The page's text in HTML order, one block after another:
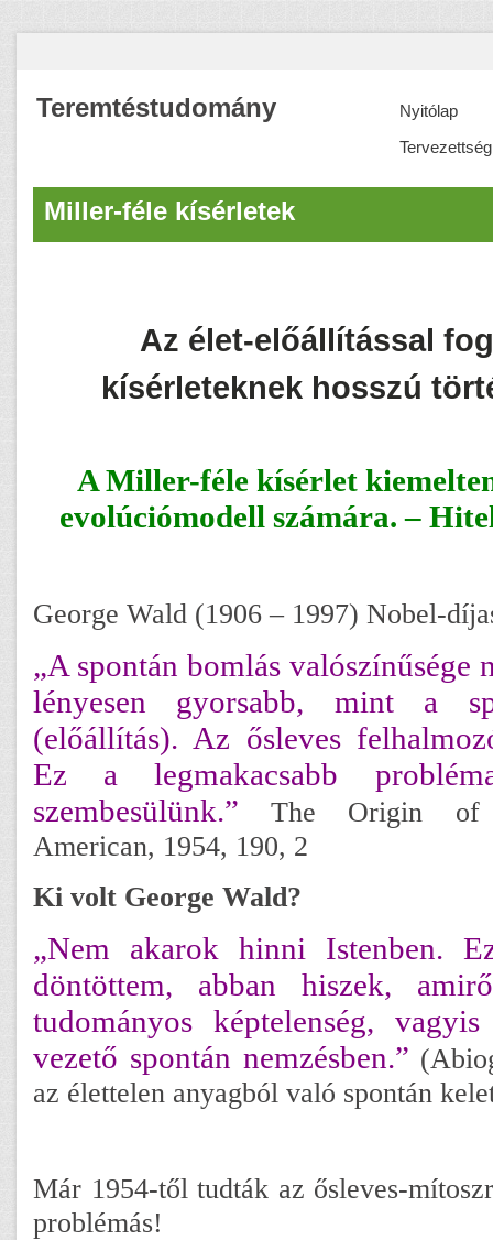
Teremtéstudomány
Nyitólap
Tervezettség
Miller-féle kísérletek
Az élet-előállítással
kísérleteknek hosszú
A Miller-féle kísérlet
evolúciómodell számára. –
George Wald (1906 – 1997) Nobel-
„A spontán bomlás valószínűsége
lényesen gyorsabb, mint a
(előállítás). Az ősleves
Ez a legmakacsabb
szembesülünk.” The Origin of
American, 1954, 190, 2
Ki volt George Wald?
„Nem akarok hinni Istenben.
döntöttem, abban hiszek,
tudományos képtelenség,
vezető spontán nemzésben.”
az élettelen anyagból való spontán
Már 1954-től tudták az ősleves-
problémás!